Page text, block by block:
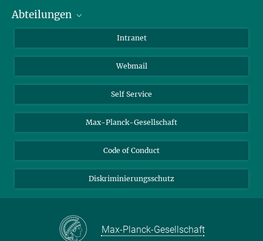
Z- ~ Central building (Zentralgebäude)
AS23a- ~ Berlin (SupraFAB)
Mitarbeiterverzeichnis
Abteilungen
Biomolekulare Systeme
Kolloidchemie
Nachhaltige und Bio-inspirierte Materialien
Intranet
Webmail
Self Service
Max-Planck-Gesellschaft
Code of Conduct
Diskriminierungsschutz
Max-Planck-Gesellschaft